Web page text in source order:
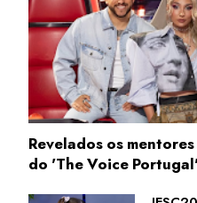
Revelados os
do 'The Voice